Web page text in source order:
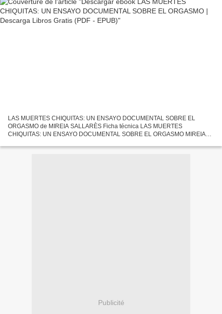
LAS MUERTES CHIQUITAS: UN ENSAYO DOCUMENTAL SOBRE EL
ORGASMO de MIREIA SALLARÈS Ficha técnica LAS MUERTES
CHIQUITAS: UN ENSAYO DOCUMENTAL SOBRE EL ORGASMO MIREIA
ePub, MOBI, FB2 ISBN: 9788494992438...
Publicité